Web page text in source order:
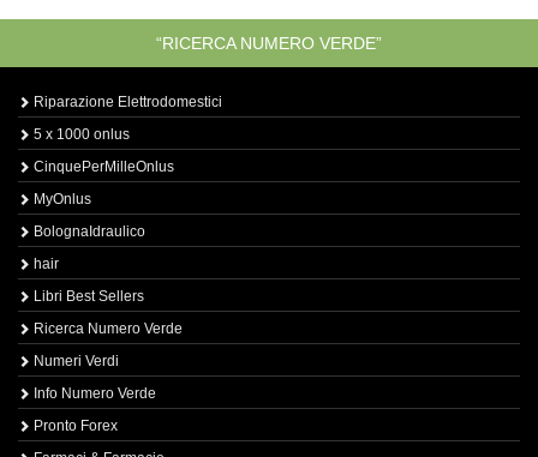
“RICERCA NUMERO VERDE”
Riparazione Elettrodomestici
5 x 1000 onlus
CinquePerMilleOnlus
MyOnlus
BolognaIdraulico
hair
Libri Best Sellers
Ricerca Numero Verde
Numeri Verdi
Info Numero Verde
Pronto Forex